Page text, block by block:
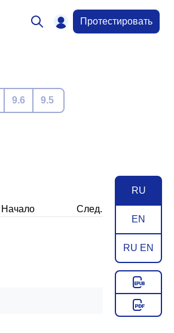
Протестировать
9.6 9.5
RU
EN
RU EN
Начало След.